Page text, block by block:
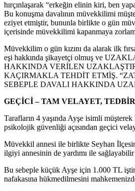
hırçınlaşarak “erkeğin elinin kiri, ben
Bu konuşma davalının müvekkilimi
eziyet etmiştir, bununla birlikte o gün
içerisinde müvekkilimi kapanmaya
Müvekkilim o gün kızını da alarak ilk
eşi hakkında şikayetçi olmuş ve
HAKKINDA VERİLEN
KAÇIRMAKLA TEHDİT ETMİŞ.
SEBEPLE DAVALI HAKKINDA
GEÇİCİ – TAM VELAYET,
Tarafların 4 yaşında Ayşe isimli
psikolojik güvenliği açısından geçici
Müvekkil annesi ile birlikte Seyhan
ilgiyi annesinin de yardımı ile sağlayabilir
Bu sebeple küçük Ayşe için 1.000 TL
nafakasına hükmedilmesini